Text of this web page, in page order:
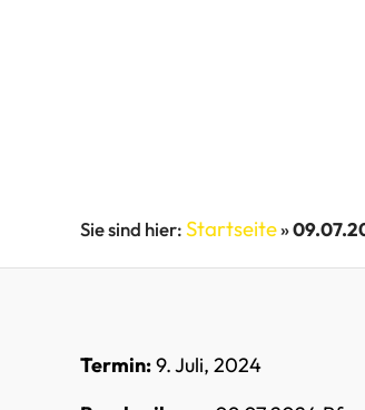
Startseite»
Termin:9. Juli, 2024